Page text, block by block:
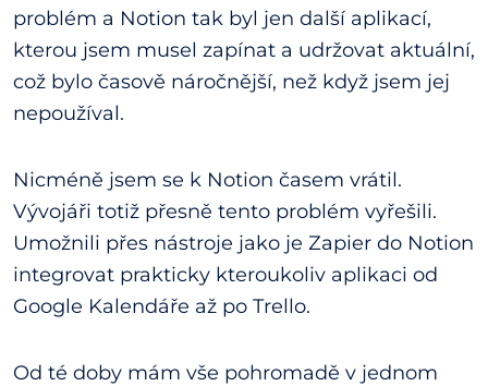
problém a Notion tak byl jen další aplikací,
kterou jsem musel zapínat a udržovat aktuální,
což bylo časově náročnější, než když jsem jej
nepoužíval.
Nicméně jsem se k Notion časem vrátil.
Vývojáři totiž přesně tento problém vyřešili.
Umožnili přes nástroje jako je Zapier do Notion
integrovat prakticky kteroukoliv aplikaci od
Google Kalendáře až po Trello.
Od té doby mám vše pohromadě v jednom